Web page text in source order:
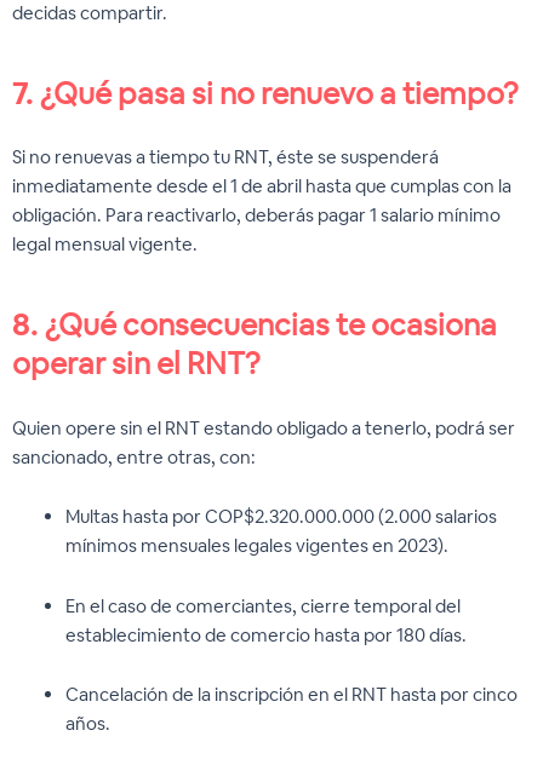
decidas compartir.
7.¿Qué pasa si no renuevo a tiempo?
Si no renuevas a tiempo tu RNT, éste se suspenderá
inmediatamente desde el 1 de abril hasta que cumplas con la
obligación. Para reactivarlo, deberás pagar 1 salario mínimo
legal mensual vigente.
8.¿Qué consecuencias te ocasiona
operar sin el RNT?
Quien opere sin el RNT estando obligado a tenerlo, podrá ser
sancionado, entre otras, con:
Multas hasta por COP$2.320.000.000 (2.000 salarios
mínimos mensuales legales vigentes en 2023).
En el caso de comerciantes, cierre temporal del
establecimiento de comercio hasta por 180 días.
Cancelación de la inscripción en el RNT hasta por cinco
años.